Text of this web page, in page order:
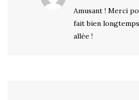
Amusant ! Merci
fait bien longtemps
allée !